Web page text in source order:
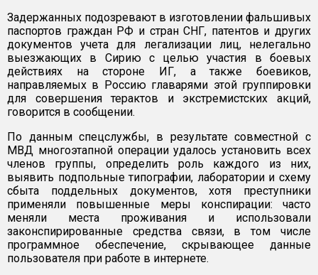
Задержанных подозревают в изготовлении фальшивых
паспортов граждан РФ и стран СНГ, патентов и других
документов учета для легализации лиц, нелегально
выезжающих в Сирию с целью участия в боевых
действиях на стороне ИГ, а также боевиков,
направляемых в Россию главарями этой группировки
для совершения терактов и экстремистских акций,
говорится в сообщении.
По данным спецслужбы, в результате совместной с
МВД многоэтапной операции удалось установить всех
членов группы, определить роль каждого из них,
выявить подпольные типографии, лаборатории и схему
сбыта поддельных документов, хотя преступники
применяли повышенные меры конспирации: часто
меняли места проживания и использовали
законспирированные средства связи, в том числе
программное обеспечение, скрывающее данные
пользователя при работе в интернете.